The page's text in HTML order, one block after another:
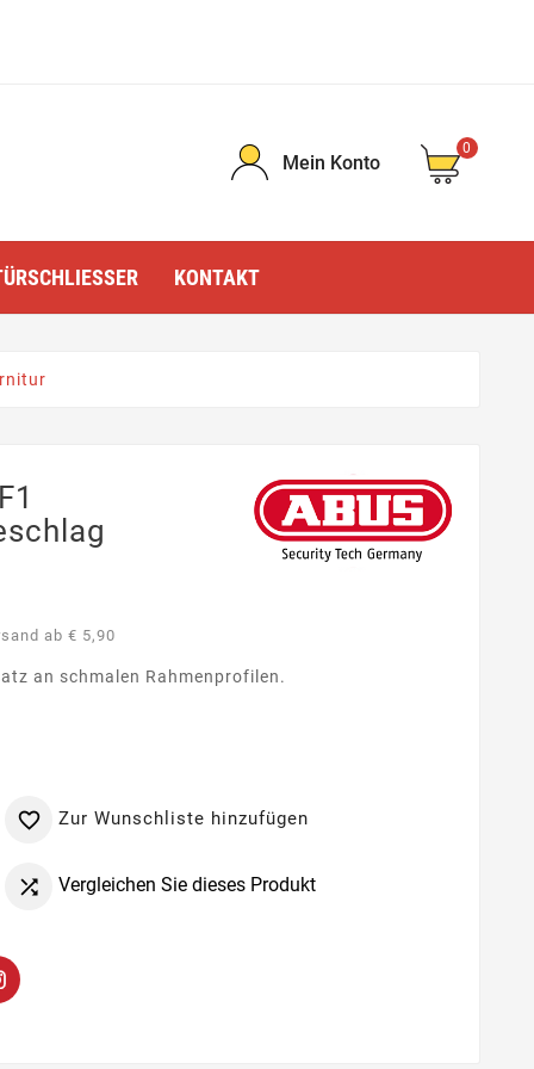
Mein Konto
0
KONTAKT
ab € 5,90
an schmalen Rahmenprofilen.
 Zur Wunschliste hinzufügen
 Vergleichen Sie dieses Produkt